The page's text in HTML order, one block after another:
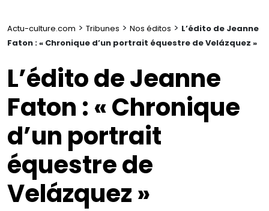
Actu-culture.com > Tribunes > Nos éditos > L’édito de Jeanne
Faton : « Chronique d’un portrait équestre de Velázquez »
L’édito de Jeanne
Faton : « Chronique
d’un portrait
équestre de
Velázquez »